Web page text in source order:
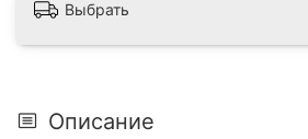
Выбрать
Описание